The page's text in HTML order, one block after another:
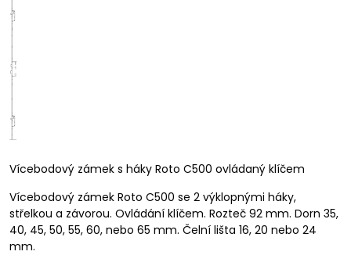
Vícebodový zámek s háky Roto C500 ovládaný klíčem
Vícebodový zámek Roto C500 se 2 výklopnými háky,
střelkou a závorou. Ovládání klíčem. Rozteč 92 mm. Dorn 35,
40, 45, 50, 55, 60, nebo 65 mm. Čelní lišta 16, 20 nebo 24
mm.